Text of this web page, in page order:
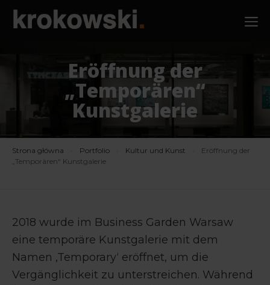
Zum
Inhalt
Eröffnung der
„Temporären“
Kunstgalerie
Strona główna Portfolio Kultur und Kunst
Eröffnung der
„Temporären“ Kunstgalerie
2018 wurde im Business Garden Warsaw
eine temporäre Kunstgalerie mit dem
Namen ‚Temporary‘ eröffnet, um die
Vergänglichkeit zu unterstreichen. Während